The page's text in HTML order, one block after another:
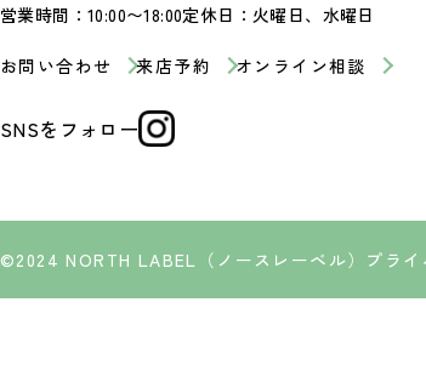
営業時間：10:00〜18:00定休日：火曜日、水曜日
お問い合わせ 来店予約 オンライン相談
SNSをフォロー
©2024 NORTH LABEL（ノースレーベル） プラ